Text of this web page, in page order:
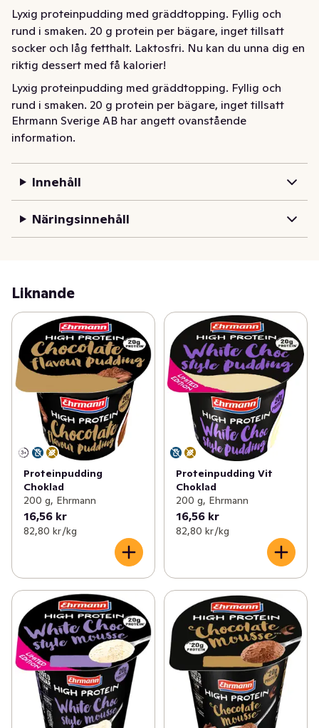
Lyxig proteinpudding med gräddtopping. Fyllig och
rund i smaken. 20 g protein per bägare, inget tillsatt
socker och låg fetthalt. Laktosfri. Nu kan du unna dig en
riktig dessert med få kalorier!
Lyxig proteinpudding med gräddtopping. Fyllig och
rund i smaken. 20 g protein per bägare, inget tillsatt
socker och låg fetthalt. Laktosfri. Nu kan du unna dig en
riktig dessert med få kalorier!
Ehrmann Sverige AB har angett ovanstående
information.
Innehåll
Näringsinnehåll
Liknande
Proteinpudding
Choklad
200 g, Ehrmann
16,56 kr
82,80 kr /kg
Proteinpudding Vit
Choklad
200 g, Ehrmann
16,56 kr
82,80 kr /kg